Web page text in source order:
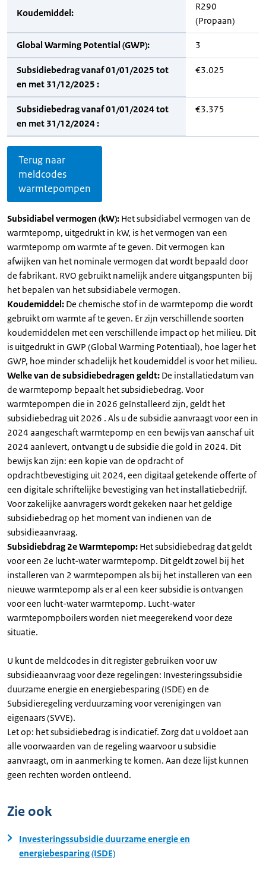
Koudemiddel:
R290
(Propaan)
Global Warming Potential (GWP): 3
Subsidiebedrag vanaf 01/01/2025 tot
en met 31/12/2025 :
€3.025
Subsidiebedrag vanaf 01/01/2024 tot
en met 31/12/2024 :
€3.375
Terug naar
meldcodes
warmtepompen
Subsidiabel vermogen (kW): Het subsidiabel vermogen van de
warmtepomp, uitgedrukt in kW, is het vermogen van een
warmtepomp om warmte af te geven. Dit vermogen kan
afwijken van het nominale vermogen dat wordt bepaald door
de fabrikant. RVO gebruikt namelijk andere uitgangspunten bij
het bepalen van het subsidiabele vermogen.
Koudemiddel: De chemische stof in de warmtepomp die wordt
gebruikt om warmte af te geven. Er zijn verschillende soorten
koudemiddelen met een verschillende impact op het milieu. Dit
is uitgedrukt in GWP (Global Warming Potentiaal), hoe lager het
GWP, hoe minder schadelijk het koudemiddel is voor het milieu.
Welke van de subsidiebedragen geldt: De installatiedatum van
de warmtepomp bepaalt het subsidiebedrag. Voor
warmtepompen die in 2026 geïnstalleerd zijn, geldt het
subsidiebedrag uit 2026 . Als u de subsidie aanvraagt voor een in
2024 aangeschaft warmtepomp en een bewijs van aanschaf uit
2024 aanlevert, ontvangt u de subsidie die gold in 2024. Dit
bewijs kan zijn: een kopie van de opdracht of
opdrachtbevestiging uit 2024, een digitaal getekende offerte of
een digitale schriftelijke bevestiging van het installatiebedrijf.
Voor zakelijke aanvragers wordt gekeken naar het geldige
subsidiebedrag op het moment van indienen van de
subsidieaanvraag.
Subsidiebdrag 2e Warmtepomp: Het subsidiebedrag dat geldt
voor een 2e lucht-water warmtepomp. Dit geldt zowel bij het
installeren van 2 warmtepompen als bij het installeren van een
nieuwe warmtepomp als er al een keer subsidie is ontvangen
voor een lucht-water warmtepomp. Lucht-water
warmtepompboilers worden niet meegerekend voor deze
situatie.
U kunt de meldcodes in dit register gebruiken voor uw
subsidieaanvraag voor deze regelingen: Investeringssubsidie
duurzame energie en energiebesparing (ISDE) en de
Subsidieregeling verduurzaming voor verenigingen van
eigenaars (SVVE).
Let op: het subsidiebedrag is indicatief. Zorg dat u voldoet aan
alle voorwaarden van de regeling waarvoor u subsidie
aanvraagt, om in aanmerking te komen. Aan deze lijst kunnen
geen rechten worden ontleend.
Zie ook
Investeringssubsidie duurzame energie en
energiebesparing (ISDE)